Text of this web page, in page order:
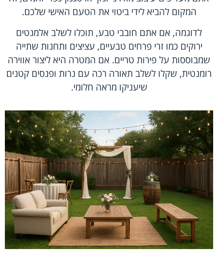
המקום להביא לידי ביטוי את הטעם האישי שלכם.
לדוגמה, אם אתם חובבי טבע, תוכלו לשלב אלמנטים
ירוקים כמו זרי פרחים טבעיים, עציצים ותחנות שתייה
שמבוססות על פירות טריים. אם המטרה היא ליצור אווירה
רומנטית, שקלו לשלב תאורה רכה עם נרות ופנסים קטנים
שיעניקו מראה חלומי.